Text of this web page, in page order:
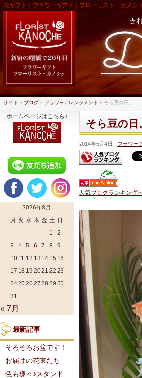
花ギフト｜フラワーギフト｜フローリスト カノシ
サイト > ブログ> フラワーアレンジメント > そら豆の日。
そら豆の日
2014年5月4日 フラワー
人気ブログランキング
ホームページはこちら♪
2026年8月
月 火 水 木 金 土 日
1
2
3
4 5 6 7 8
9
10 11 12 13 14 15 16
17 18 19 2021 22 23
2425 26 27 28 29 30
31
« 7月
最新記事
そろそろお盆です！
お届けの花束たち
色も様々♪スタンド